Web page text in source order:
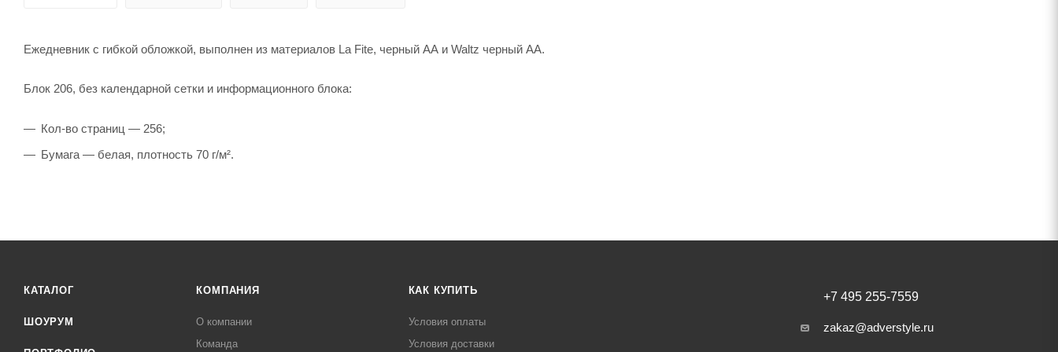
Ежедневник с гибкой обложкой, выполнен из материалов La Fite, черный АА и Waltz черный АА.
Блок 206, без календарной сетки и информационного блока:
Кол-во страниц — 256;
Бумага — белая, плотность 70 г/м².
КАТАЛОГ
ШОУРУМ
КОМПАНИЯ
О компании
Команда
КАК КУПИТЬ
Условия оплаты
Условия доставки
+7 495 255-7559
zakaz@adverstyle.ru